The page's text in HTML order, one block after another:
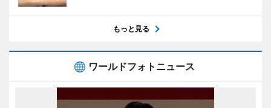
もっと見る
ワールドフォトニュース